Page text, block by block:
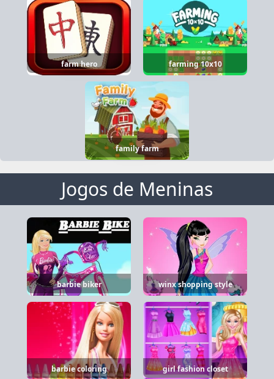
farm hero farming 10x10
family farm
Jogos de Meninas
barbie biker winx shopping style
barbie coloring girl fashion closet